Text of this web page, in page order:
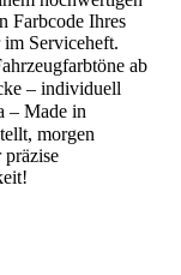
Farbcode Ihres
Serviceheft.
ab
– individuell
– Made in
morgen
präzise